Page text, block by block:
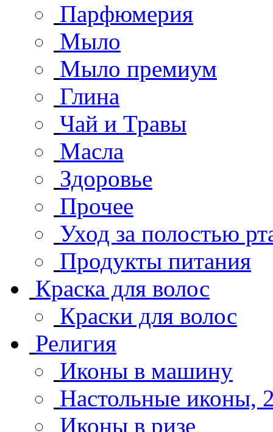
Парфюмерия
Мыло
Мыло премиум
Глина
Чай и Травы
Масла
Здоровье
Прочее
Уход за полостью
Продукты питания
Краска для волос
Краски для волос
Религия
Иконы в машину
Настольные иконы,
Иконы в ризе